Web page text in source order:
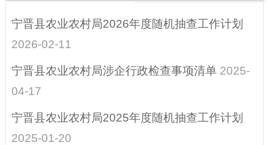
单
宁晋县农业农村局2026年度随机抽查工作计划
2026-02-11
宁晋县农业农村局涉企行政检查事项清单 2025-
04-17
宁晋县农业农村局2025年度随机抽查工作计划
2025-01-20